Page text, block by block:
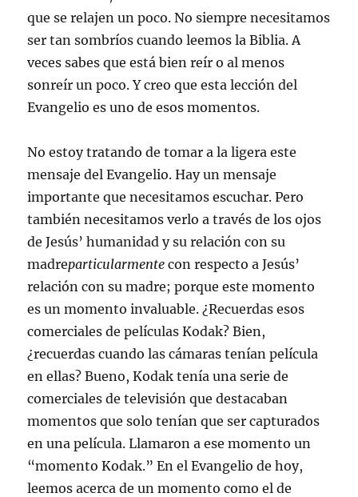
que se relajen un poco. No siempre necesitamos
ser tan sombríos cuando leemos la Biblia. A
veces sabes que está bien reír o al menos
sonreír un poco. Y creo que esta lección del
Evangelio es uno de esos momentos.
No estoy tratando de tomar a la ligera este
mensaje del Evangelio. Hay un mensaje
importante que necesitamos escuchar. Pero
también necesitamos verlo a través de los ojos
de Jesús’ humanidad y su relación con su
madreparticularmente con respecto a Jesús’
relación con su madre; porque este momento
es un momento invaluable. ¿Recuerdas esos
comerciales de películas Kodak? Bien,
¿recuerdas cuando las cámaras tenían película
en ellas? Bueno, Kodak tenía una serie de
comerciales de televisión que destacaban
momentos que solo tenían que ser capturados
en una película. Llamaron a ese momento un
“momento Kodak.” En el Evangelio de hoy,
leemos acerca de un momento como el de